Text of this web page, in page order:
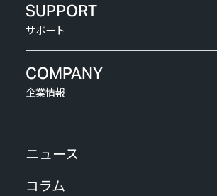
SUPPORT
サポート
COMPANY
企業情報
ニュース
コラム